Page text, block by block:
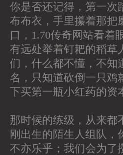
你是否还记得，第一次
布布衣，手里攥着那把
口，1.70传奇网站看着
有远处举着钉耙的稻草
们，什么都不懂，不知
名，只知道砍倒一只鸡
下买第一瓶小红药的资
那时候的练级，从来都
刚出生的陌生人组队，
不亦乐乎；我们会为了